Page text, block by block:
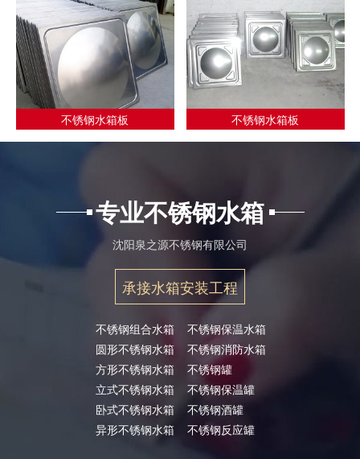
不锈钢水箱板 不锈钢水箱板
专业不锈钢水箱
沈阳泉之源不锈钢有限公司
承接水箱安装工程
不锈钢组合水箱
圆形不锈钢水箱
方形不锈钢水箱
立式不锈钢水箱
卧式不锈钢水箱
异形不锈钢水箱
不锈钢保温水箱
不锈钢消防水箱
不锈钢罐
不锈钢保温罐
不锈钢酒罐
不锈钢反应罐